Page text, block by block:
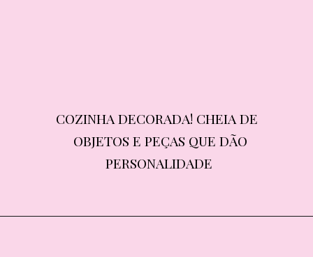
COZINHA DECORADA! CHEIA DE
OBJETOS E PEÇAS QUE DÃO
PERSONALIDADE
COZINHA DECORADA! CHEIA DE
OBJETOS E PEÇAS QUE DÃO
PERSONALIDADE